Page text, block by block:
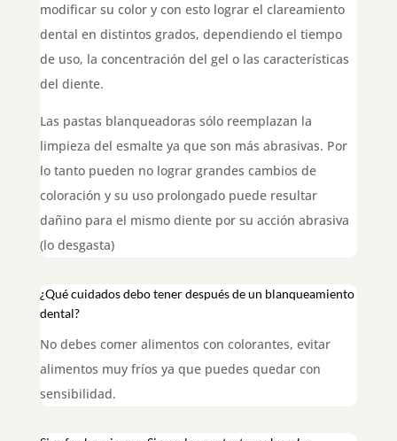
modificar su color y con esto lograr el clareamiento
dental en distintos grados, dependiendo el tiempo
de uso, la concentración del gel o las características
del diente.
Las pastas blanqueadoras sólo reemplazan la
limpieza del esmalte ya que son más abrasivas. Por
lo tanto pueden no lograr grandes cambios de
coloración y su uso prolongado puede resultar
dañino para el mismo diente por su acción abrasiva
(lo desgasta)
¿Qué cuidados debo tener después de un blanqueamiento
dental?
No debes comer alimentos con colorantes, evitar
alimentos muy fríos ya que puedes quedar con
sensibilidad.